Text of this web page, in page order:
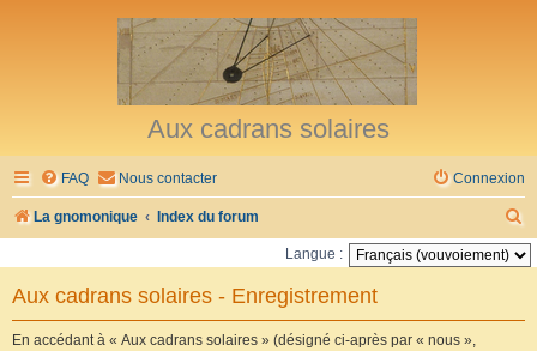
Aux cadrans solaires
FAQ Nous contacter Connexion
La gnomonique Index du forum
e
Langue :
Aux cadrans solaires - Enregistrement
En accédant à « Aux cadrans solaires » (désigné ci-après par « nous »,